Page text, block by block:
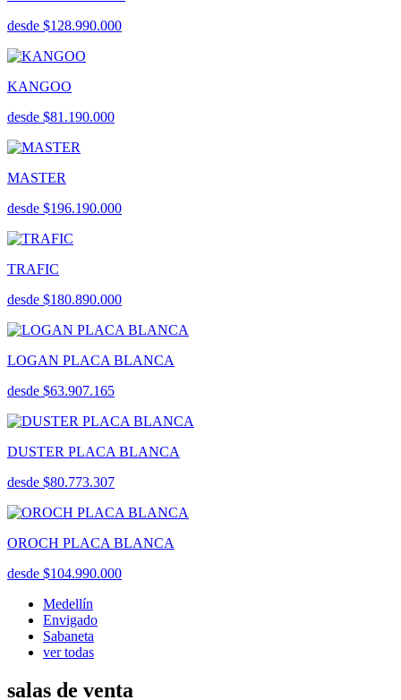
desde $128.990.000
KANGOO
desde $81.190.000
MASTER
desde $196.190.000
TRAFIC
desde $180.890.000
LOGAN PLACA BLANCA
desde $63.907.165
DUSTER PLACA BLANCA
desde $80.773.307
OROCH PLACA BLANCA
desde $104.990.000
Medellín
Envigado
Sabaneta
ver todas
salas de venta